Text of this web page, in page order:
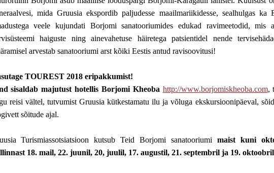
mida Gruusia ekspordib paljudesse maailmariikidesse, sealhulgas ka
veele kujundati Borjomi sanatooriumides edukad ravimeetodid, mis
haiguste ning ainevahetuse häiretega patsientidel nende
arvestab sanatooriumi arst kõiki Eestis antud ravisoovitusi!
TOUREST 2018 eripakkumist!
sisaldab majutust hotellis Borjomi Kheoba http://www.borjomiskheoba.com,
reisi vältel, tutvumist Gruusia kütkestamatu ilu ja võluga ekskursioonipäeval,
sõitude ajal.
Turismiassotsiatsioon kutsub Teid Borjomi sanatooriumi maist kuni
18. mail, 22. juunil, 20, juulil, 17. augustil, 21. septembril ja 19.